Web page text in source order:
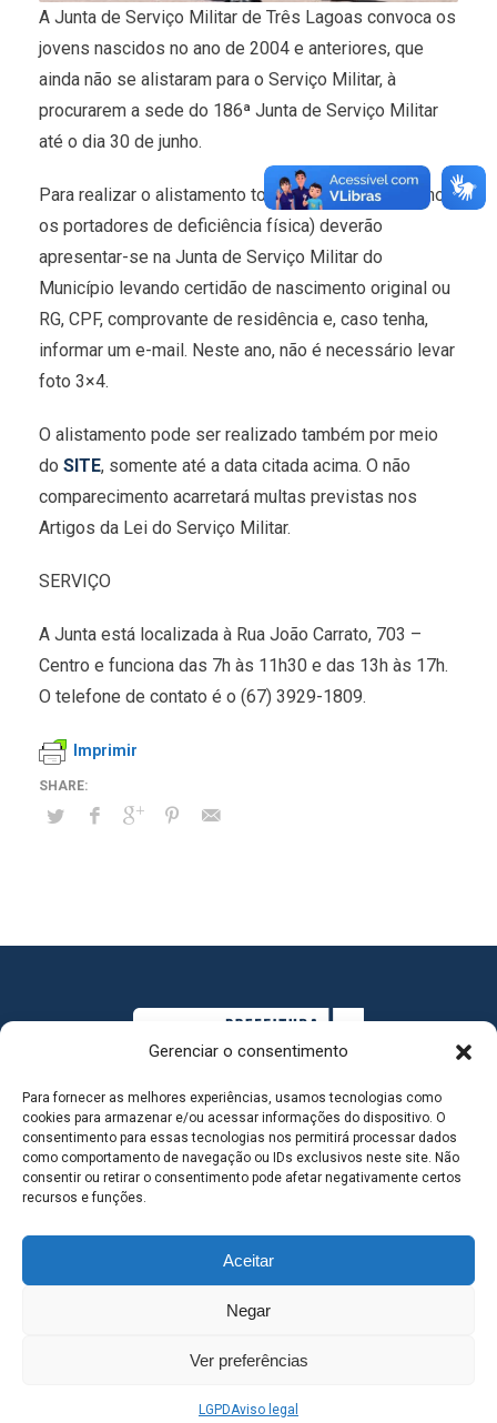
Gerenciar o consentimento
Para fornecer as melhores experiências, usamos tecnologias como
cookies para armazenar e/ou acessar informações do dispositivo. O
consentimento para essas tecnologias nos permitirá processar dados
como comportamento de navegação ou IDs exclusivos neste site. Não
consentir ou retirar o consentimento pode afetar negativamente certos
recursos e funções.
Aceitar
Negar
Ver preferências
LGPDAviso legal
A Junta de Serviço Militar de Três Lagoas convoca os
jovens nascidos no ano de 2004 e anteriores, que
ainda não se alistaram para o Serviço Militar, à
procurarem a sede do 186ª Junta de Serviço Militar
até o dia 30 de junho.
Para realizar o alistamento todos os jovens (mesmo
os portadores de deficiência física) deverão
apresentar-se na Junta de Serviço Militar do
Município levando certidão de nascimento original ou
RG, CPF, comprovante de residência e, caso tenha,
informar um e-mail. Neste ano, não é necessário levar
foto 3×4.
O alistamento pode ser realizado também por meio
do SITE, somente até a data citada acima. O não
comparecimento acarretará multas previstas nos
Artigos da Lei do Serviço Militar.
SERVIÇO
A Junta está localizada à Rua João Carrato, 703 –
Centro e funciona das 7h às 11h30 e das 13h às 17h.
O telefone de contato é o (67) 3929-1809.
Imprimir
MAPA DO SITE
SEDE DO ADMINISTRATIVO MUNICIPAL - Avenida